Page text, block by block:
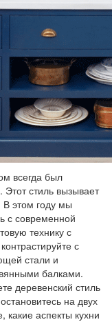
всегда был
стиль вызывает
этом году мы
с современной
технику с
с
стали и
балками.
деревенский стиль
на двух
какие аспекты кухни